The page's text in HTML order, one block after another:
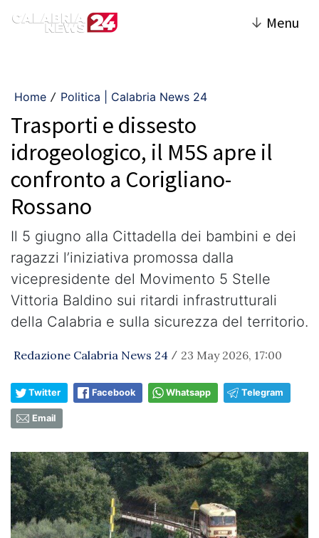
↓ Menu
Home / Politica | Calabria News 24
Trasporti e dissesto
idrogeologico, il M5S apre il
confronto a Corigliano-
Rossano
Il 5 giugno alla Cittadella dei bambini e dei
ragazzi l’iniziativa promossa dalla
vicepresidente del Movimento 5 Stelle
Vittoria Baldino sui ritardi infrastrutturali
della Calabria e sulla sicurezza del territorio.
Redazione Calabria News 24 / 23 May 2026, 17:00
Twitter Facebook Whatsapp Telegram
Email